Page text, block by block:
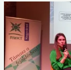
felemelkedése
volt
a
téma
az